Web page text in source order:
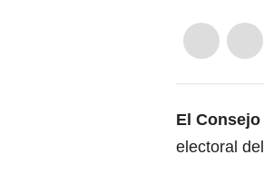
El
electoral